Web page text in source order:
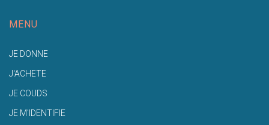
MENU
JE DONNE
J'ACHETE
JE COUDS
JE M'IDENTIFIE